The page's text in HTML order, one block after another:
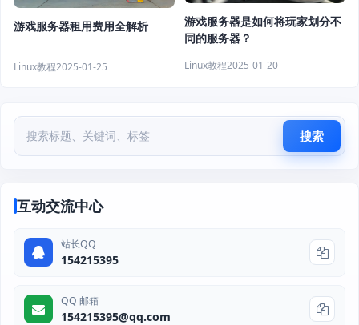
游戏服务器租用费用全解析
Linux教程2025-01-25
游戏服务器是如何将玩家划分不
同的服务器？
Linux教程2025-01-20
搜索
互动交流中心
站长QQ
154215395
QQ 邮箱
154215395@qq.com